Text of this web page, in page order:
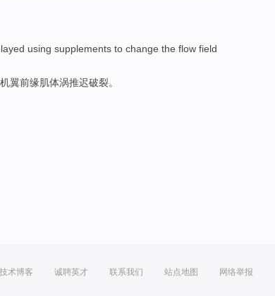
using supplements to change the flow field
机翼前缘肌体涡推迟破裂。
技术博客 诚聘英才 联系我们 站点地图 网络举报